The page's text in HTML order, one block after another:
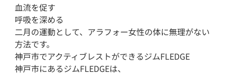
血流を促す
呼吸を深める
二月の運動として、アラフォー女性の体に無理がない
方法です。
神戸市でアクティブレストができるジムFLEDGE
神戸市にあるジムFLEDGEは、